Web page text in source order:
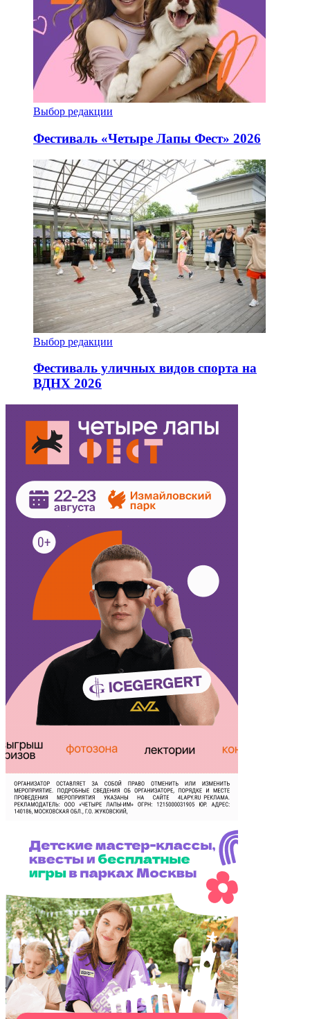
Выбор редакции
Фестиваль «Четыре Лапы Фест» 2026
Выбор редакции
Фестиваль уличных видов спорта на
ВДНХ 2026